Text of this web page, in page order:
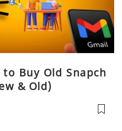
to Buy Old Snapch
& Old)